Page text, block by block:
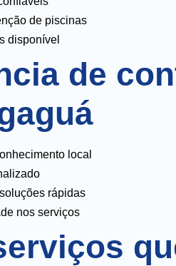
de piscinas
disponível
de
local
rápidas
nos serviços